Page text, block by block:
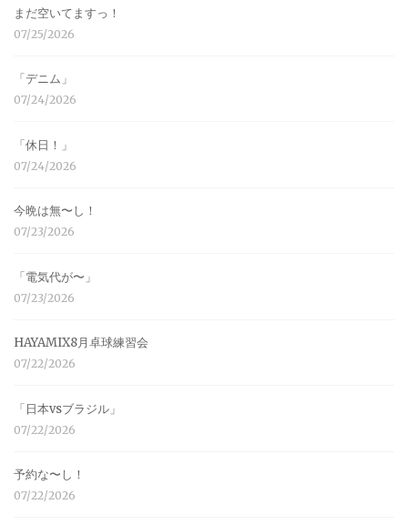
まだ空いてますっ！
07/25/2026
「デニム」
07/24/2026
「休日！」
07/24/2026
今晩は無〜し！
07/23/2026
「電気代が〜」
07/23/2026
HAYAMIX8月卓球練習会
07/22/2026
「日本vsブラジル」
07/22/2026
予約な〜し！
07/22/2026